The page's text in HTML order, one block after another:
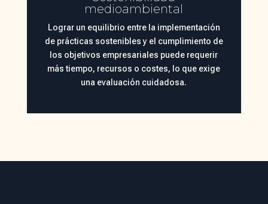
medioambiental
Lograr un equilibrio entre la implementación
de prácticas sostenibles y el cumplimiento de
los objetivos empresariales puede requerir
más tiempo, recursos o costes, lo que exige
una evaluación cuidadosa.